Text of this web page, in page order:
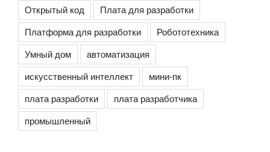
Открытый код
Плата для разработки
Платформа для разработки
Робототехника
Умный дом
автоматизация
искусственный интеллект
мини-пк
плата разработки
плата разработчика
промышленный